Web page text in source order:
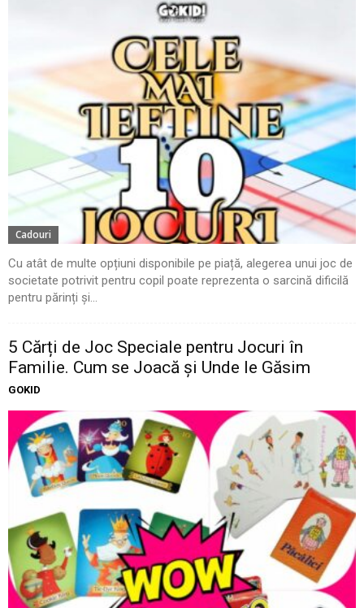
Cadouri
Cu atât de multe opțiuni disponibile pe piață, alegerea unui joc de
societate potrivit pentru copil poate reprezenta o sarcină dificilă
pentru părinți și...
5 Cărți de Joc Speciale pentru Jocuri în
Familie. Cum se Joacă și Unde le Găsim
GOKID